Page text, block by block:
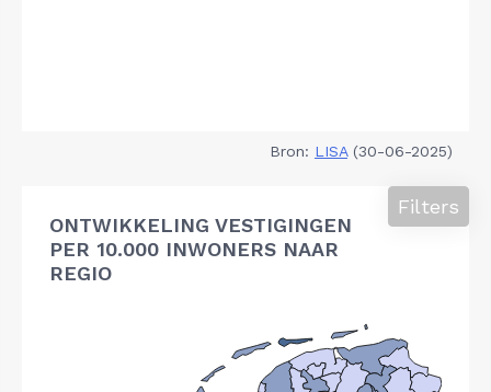
Bron: LISA(30-06-2025)
ONTWIKKELING VESTIGINGEN
PER 10.000 INWONERS NAAR
REGIO
Filters